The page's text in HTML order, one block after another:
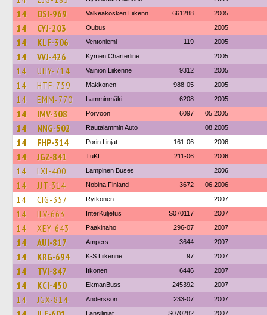
14 OSI-969 Valkeakosken Liikenn 661288 2005
14 CYJ-203 Oubus 2005
14 KLF-306 Ventoniemi 119 2005
14 VVJ-426 Kymen Charterline 2005
14 UHY-714 Vainion Liikenne 9312 2005
14 HTF-759 Makkonen 988-05 2005
14 EMM-770 Lamminmäki 6208 2005
14 IMV-308 Porvoon 6097 05.2005
14 NNG-502 Rautalammin Auto 08.2005
14 FHP-314 Porin Linjat 161-06 2006
14 JGZ-841 TuKL 211-06 2006
14 LXI-400 Lampinen Buses 2006
14 JJT-314 Nobina Finland 3672 06.2006
14 CIG-357 Rytkönen 2007
14 ILV-663 InterKuljetus S070117 2007
14 XEY-643 Paakinaho 296-07 2007
14 AUI-817 Ampers 3644 2007
14 KRG-694 K-S Liikenne 97 2007
14 TVI-847 Itkonen 6446 2007
14 KCI-450 EkmanBuss 245392 2007
14 JGX-814 Andersson 233-07 2007
Länsilinjat S070282 2007